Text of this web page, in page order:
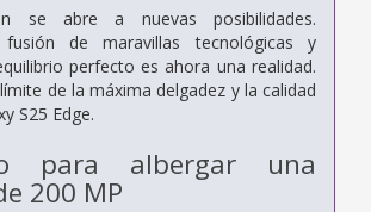
se abre a nuevas posibilidades.
de maravillas tecnológicas y
perfecto es ahora una realidad.
de la máxima delgadez y la calidad
S25 Edge.
para albergar una
200 MP